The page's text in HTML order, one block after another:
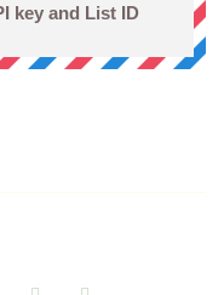
key and List ID